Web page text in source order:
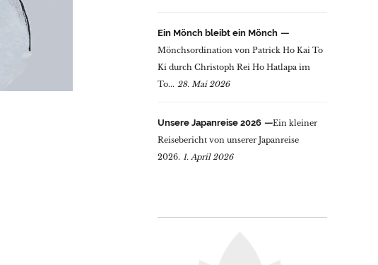
Ein Mönch bleibt ein Mönch
Mönchsordination von Patrick Ho Kai To
Ki durch Christoph Rei Ho Hatlapa im
To... 28. Mai 2026
Unsere Japanreise 2026
Ein kleiner
Reisebericht von unserer Japanreise
2026. 1. April 2026